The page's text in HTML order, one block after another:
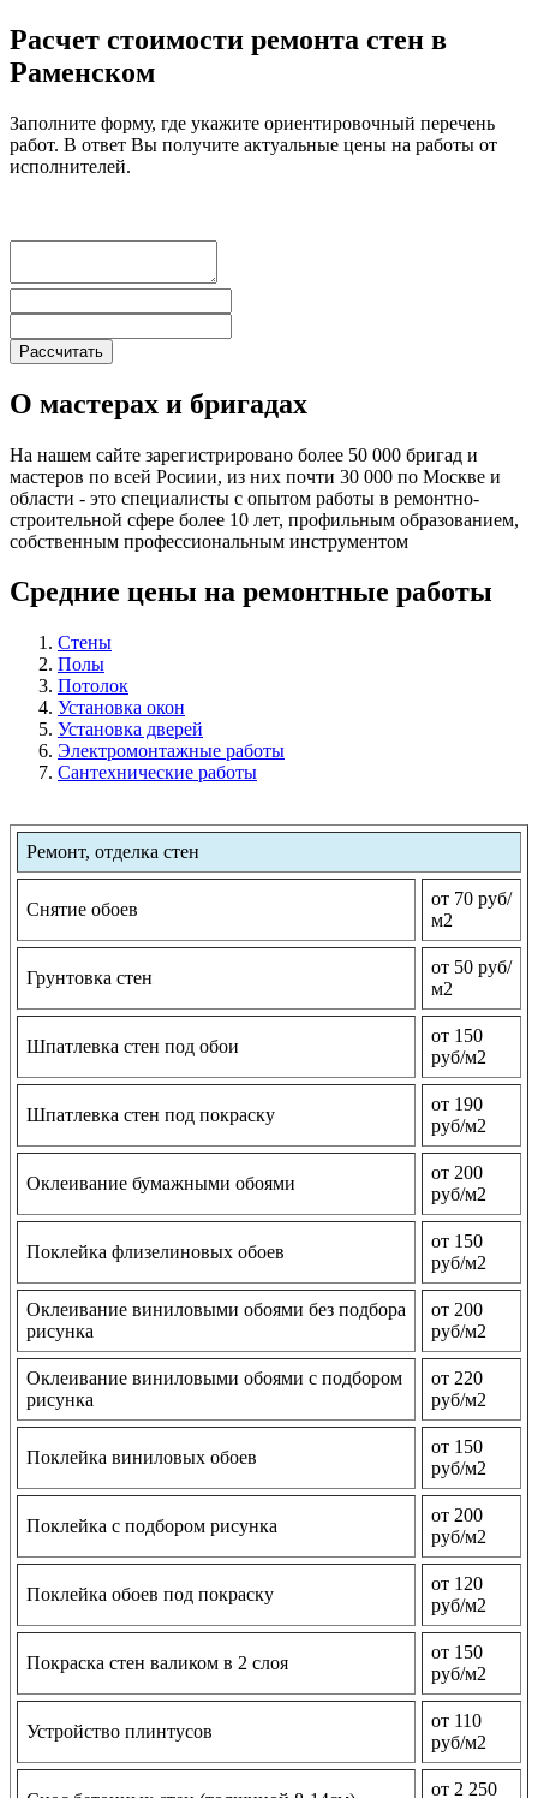
Расчет стоимости ремонта стен в
Раменском
Заполните форму, где укажите ориентировочный перечень
работ. В ответ Вы получите актуальные цены на работы от
исполнителей.
О мастерах и бригадах
На нашем сайте зарегистрировано более 50 000 бригад и
мастеров по всей Росиии, из них почти 30 000 по Москве и
области - это специалисты с опытом работы в ремонтно-
строительной сфере более 10 лет, профильным образованием,
собственным профессиональным инструментом
Средние цены на ремонтные работы
Стены
Полы
Потолок
Установка окон
Установка дверей
Электромонтажные работы
Сантехнические работы
Ремонт, отделка стен
Снятие обоев
от 70 руб/
м2
Грунтовка стен
от 50 руб/
м2
Шпатлевка стен под обои
от 150
руб/м2
Шпатлевка стен под покраску
от 190
руб/м2
Оклеивание бумажными обоями
от 200
руб/м2
Поклейка флизелиновых обоев
от 150
руб/м2
Оклеивание виниловыми обоями без подбора
рисунка
от 200
руб/м2
Оклеивание виниловыми обоями с подбором
рисунка
от 220
руб/м2
Поклейка виниловых обоев
от 150
руб/м2
Поклейка с подбором рисунка
от 200
руб/м2
Поклейка обоев под покраску
от 120
руб/м2
Покраска стен валиком в 2 слоя
от 150
руб/м2
Устройство плинтусов
от 110
руб/м2
от 2 250